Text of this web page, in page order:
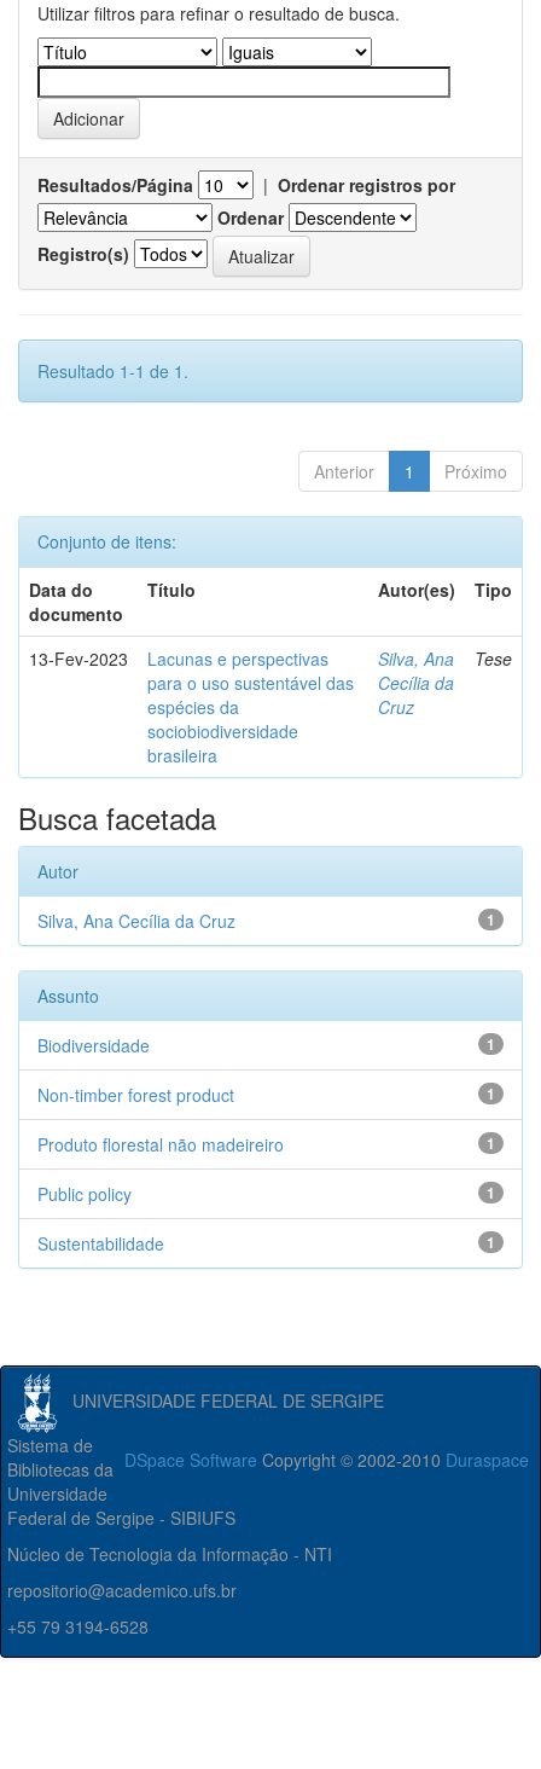
Utilizar filtros para refinar o resultado de busca.
Resultados/Página | Ordenar registros por
Ordenar
Registro(s)
Resultado 1-1 de 1.
Anterior 1 Próximo
Conjunto de itens:
Data do
documento
Título Autor(es) Tipo
13-Fev-2023
Lacunas e perspectivas
para o uso sustentável das
espécies da
sociobiodiversidade
brasileira
Silva, Ana
Cecília da
Cruz
Tese
Busca facetada
Autor
1
Silva, Ana Cecília da Cruz
Assunto
1
Biodiversidade
1
Non-timber forest product
1
Produto florestal não madeireiro
1
Public policy
1
Sustentabilidade
UNIVERSIDADE FEDERAL DE SERGIPE
DSpace Software Copyright © 2002-2010 Duraspace
Sistema de
Bibliotecas da
Universidade
Federal de Sergipe - SIBIUFS
Núcleo de Tecnologia da Informação - NTI
repositorio@academico.ufs.br
+55 79 3194-6528